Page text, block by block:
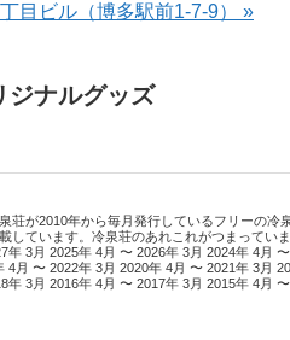
目ビル（博多駅前1-7-9） »
ジナルグッズ
荘が2010年から毎月発行しているフリーの
しています。冷泉荘のあれこれがつまってい
年 3月 2025年 4月 〜 2026年 3月 2024年 4月
4月 〜 2022年 3月 2020年 4月 〜 2021年 3月
年 3月 2016年 4月 〜 2017年 3月 2015年 4月